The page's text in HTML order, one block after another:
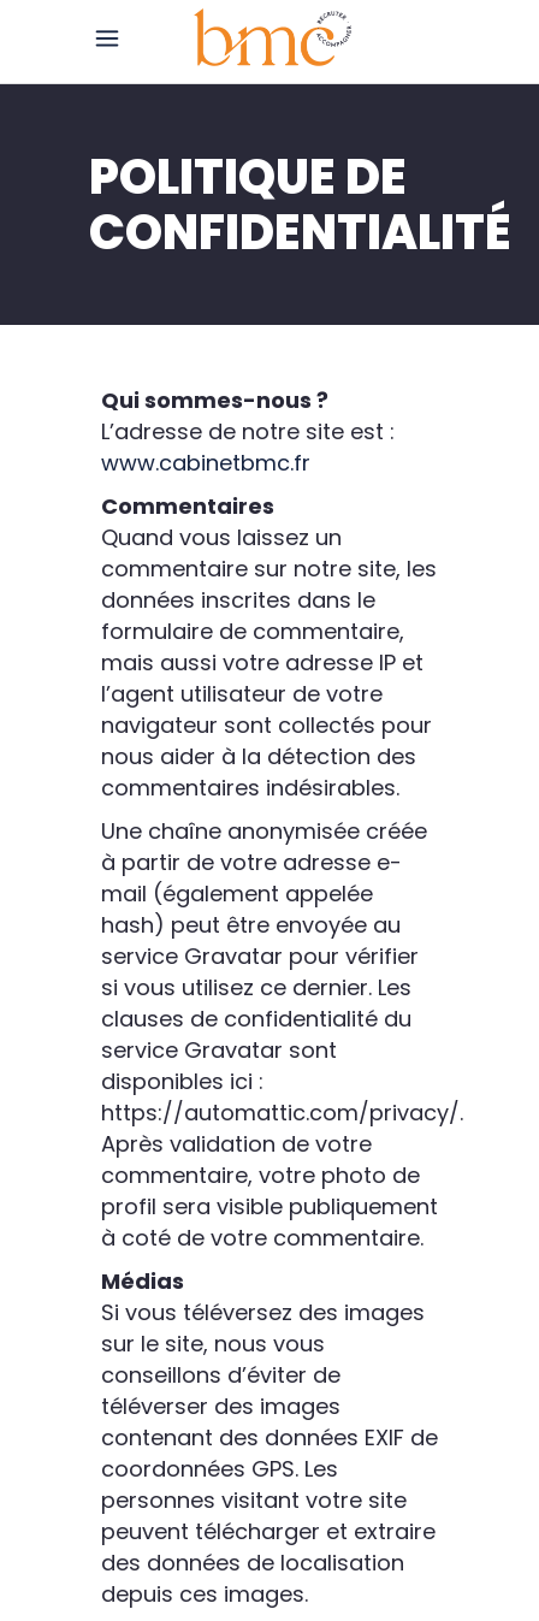
POLITIQUE DE
CONFIDENTIALITÉ
Qui sommes-nous ?
L’adresse de notre site est :
www.cabinetbmc.fr
Commentaires
Quand vous laissez un
commentaire sur notre site, les
données inscrites dans le
formulaire de commentaire,
mais aussi votre adresse IP et
l’agent utilisateur de votre
navigateur sont collectés pour
nous aider à la détection des
commentaires indésirables.
Une chaîne anonymisée créée
à partir de votre adresse e-
mail (également appelée
hash) peut être envoyée au
service Gravatar pour vérifier
si vous utilisez ce dernier. Les
clauses de confidentialité du
service Gravatar sont
disponibles ici :
https://automattic.com/privacy/.
Après validation de votre
commentaire, votre photo de
profil sera visible publiquement
à coté de votre commentaire.
Médias
Si vous téléversez des images
sur le site, nous vous
conseillons d’éviter de
téléverser des images
contenant des données EXIF de
coordonnées GPS. Les
personnes visitant votre site
peuvent télécharger et extraire
des données de localisation
depuis ces images.